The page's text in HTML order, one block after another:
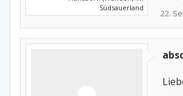
Südsauerland
22.